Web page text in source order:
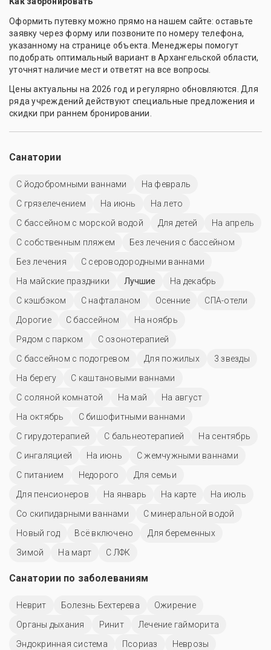
Оформить путевку можно прямо на нашем сайте: оставьте
заявку через форму или позвоните по номеру телефона,
указанному на странице объекта. Менеджеры помогут
подобрать оптимальный вариант в Архангельской области,
уточнят наличие мест и ответят на все вопросы.
Цены актуальны на 2026 год и регулярно обновляются. Для
ряда учреждений действуют специальные предложения и
скидки при раннем бронировании.
Санатории
С йодобромными ваннами
На февраль
С грязелечением
На июнь
На лето
С бассейном с морской водой
Для детей
На апрель
С собственным пляжем
Без лечения с бассейном
Без лечения
С сероводородными ваннами
На майские праздники
Лучшие
На декабрь
С кэшбэком
С нафталаном Осенние
СПА-отели
Дорогие
C бассейном
На ноябрь
Рядом с парком
С озонотерапией
С бассейном с подогревом
Для пожилых
3 звезды
На берегу
С каштановыми ваннами
С соляной комнатой
На май
На август
На октябрь
С бишофитными ваннами
С гирудотерапией
С бальнеотерапией
На сентябрь
С ингаляцией
На июнь
С жемчужными ваннами
С питанием
Недорого
Для семьи
Для пенсионеров
На январь На карте
На июль
Со скипидарными ваннами
С минеральной водой
Новый год
Всё включено
Для беременных
Зимой
На март С ЛФК
Санатории по заболеваниям
Неврит Болезнь Бехтерева
Ожирение
Органы дыхания
Ринит
Лечение гайморита
Эндокринная система
Псориаз
Неврозы